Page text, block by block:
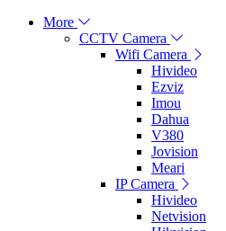
More
CCTV Camera
Wifi Camera
Hivideo
Ezviz
Imou
Dahua
V380
Jovision
Meari
IP Camera
Hivideo
Netvision